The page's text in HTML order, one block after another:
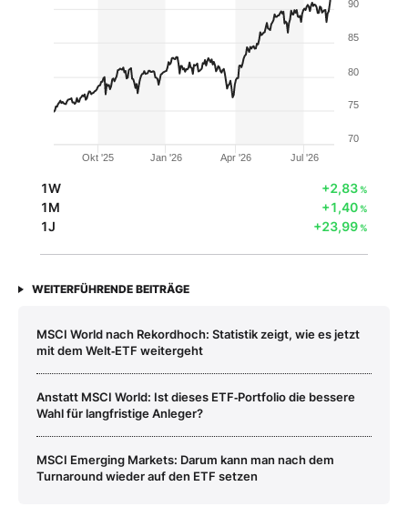
Okt '25 Jan '26 Apr '26 Jul '26
70
80
90
75
85
1W +2,83%
1M +1,40%
1J +23,99%
WEITERFÜHRENDE BEITRÄGE
MSCI World nach Rekordhoch: Statistik zeigt, wie es jetzt
mit dem Welt‑ETF weitergeht
Anstatt MSCI World: Ist dieses ETF‑Portfolio die bessere
Wahl für langfristige Anleger?
MSCI Emerging Markets: Darum kann man nach dem
Turnaround wieder auf den ETF setzen